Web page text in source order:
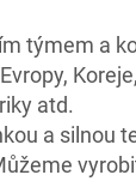
týmem a
atd.
a silnou